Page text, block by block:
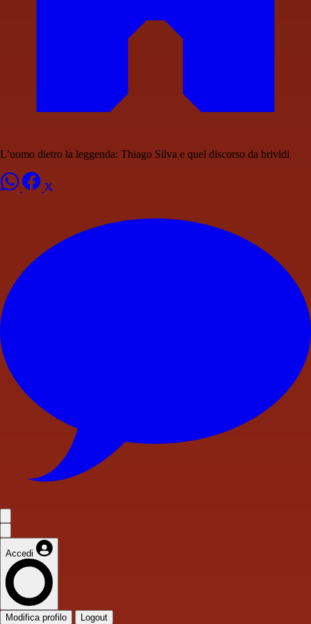
L’uomo dietro la leggenda: Thiago Silva e quel discorso da brividi
Accedi
Modifica profilo Logout